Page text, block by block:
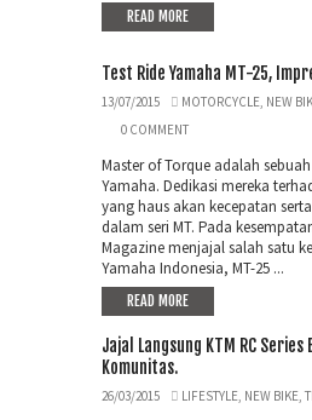
READ MORE
Test Ride Yamaha MT-25,
13/07/2015 MOTORCYCLE, NEW
0 COMMENT
Master of Torque adalah
Yamaha. Dedikasi mereka
yang haus akan kecepatan
dalam seri MT. Pada
Magazine menjajal salah satu
Yamaha Indonesia, MT-25 ...
READ MORE
Jajal Langsung KTM RC Series
Komunitas.
26/03/2015 LIFESTYLE, NEW BIKE,